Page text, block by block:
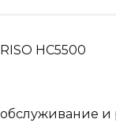
HC5500